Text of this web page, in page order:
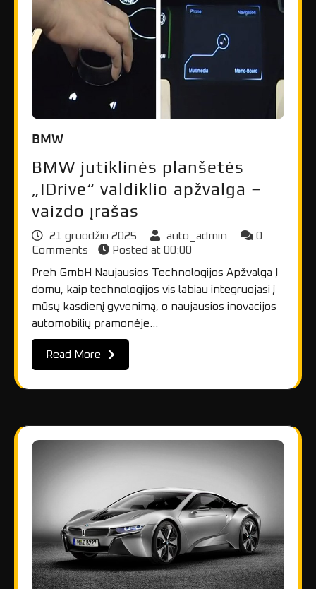
BMW
BMW jutiklinės planšetės
„IDrive“ valdiklio apžvalga –
vaizdo įrašas
21 gruodžio 2025 auto_admin
0
Comments
Posted at 00:00
Preh GmbH Naujausios Technologijos Apžvalga Į
domu, kaip technologijos vis labiau integruojasi į
mūsų kasdienį gyvenimą, o naujausios inovacijos
automobilių pramonėje…
Read More